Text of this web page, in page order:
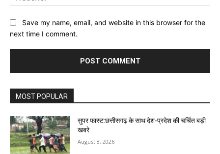
Save my name, email, and website in this browser for the
next time I comment.
MOST POPULAR
सुपर फास्ट:छत्तीसगढ़ के साथ देश-प्रदेश की चर्चित बड़ी
खबरे
August 8, 2026